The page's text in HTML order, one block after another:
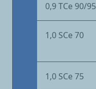
0,9 TCe 90/95
1,0 SCe 70
1,0 SCe 75